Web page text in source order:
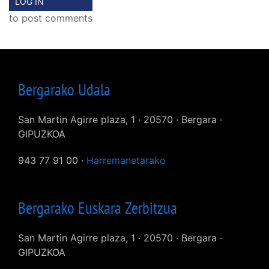
to post comments
Bergarako Udala
San Martin Agirre plaza, 1 · 20570 · Bergara ·
GIPUZKOA
943 77 91 00 · Harremanetarako
Bergarako Euskara Zerbitzua
San Martin Agirre plaza, 1 · 20570 · Bergara ·
GIPUZKOA